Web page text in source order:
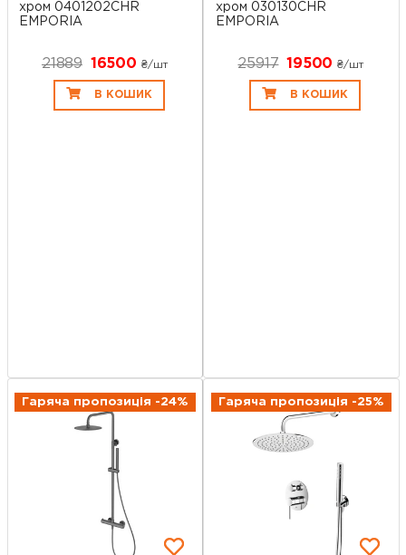
хром 0401202CHR
EMPORIA
21889 16500 ₴/шт
В КОШИК
хром 030130CHR
EMPORIA
25917 19500₴/шт
В КОШИК
Гаряча пропозиція -24% Гаряча пропозиція -25%